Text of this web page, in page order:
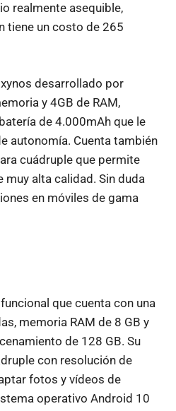
realmente asequible,
tiene un costo de 265
desarrollado por
y 4GB de RAM,
de 4.000mAh que le
autonomía. Cuenta también
cuádruple que permite
alta calidad. Sin duda
en móviles de gama
que cuenta con una
memoria RAM de 8 GB y
de 128 GB. Su
con resolución de
fotos y vídeos de
operativo Android 10